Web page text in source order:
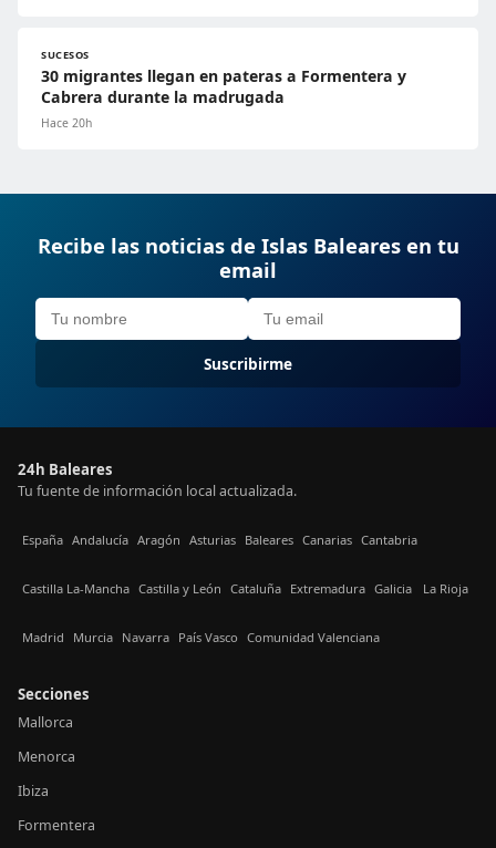
SUCESOS
30 migrantes llegan en pateras a Formentera y
Cabrera durante la madrugada
Hace 20h
Recibe las noticias de Islas Baleares en tu
email
Suscribirme
24h Baleares
Tu fuente de información local actualizada.
España Andalucía Aragón Asturias Baleares Canarias Cantabria
Castilla La-Mancha Castilla y León Cataluña Extremadura Galicia La Rioja
Madrid Murcia Navarra País Vasco Comunidad Valenciana
Secciones
Mallorca
Menorca
Ibiza
Formentera